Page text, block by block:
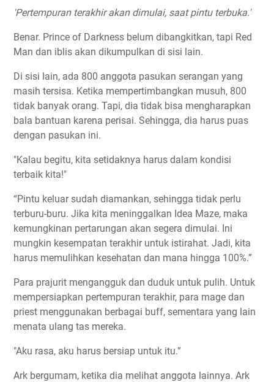
'Pertempuran terakhir akan dimulai, saat pintu terbuka.'
Benar. Prince of Darkness belum dibangkitkan, tapi Red
Man dan iblis akan dikumpulkan di sisi lain.
Di sisi lain, ada 800 anggota pasukan serangan yang
masih tersisa. Ketika mempertimbangkan musuh, 800
tidak banyak orang. Tapi, dia tidak bisa mengharapkan
bala bantuan karena perisai. Sehingga, dia harus puas
dengan pasukan ini.
"Kalau begitu, kita setidaknya harus dalam kondisi
terbaik kita!"
“Pintu keluar sudah diamankan, sehingga tidak perlu
terburu-buru. Jika kita meninggalkan Idea Maze, maka
kemungkinan pertarungan akan segera dimulai. Ini
mungkin kesempatan terakhir untuk istirahat. Jadi, kita
harus memulihkan kesehatan dan mana hingga 100%.”
Para prajurit mengangguk dan duduk untuk pulih. Untuk
mempersiapkan pertempuran terakhir, para mage dan
priest menggunakan berbagai buff, sementara yang lain
menata ulang tas mereka.
"Aku rasa, aku harus bersiap untuk itu.”
Ark bergumam, ketika dia melihat anggota lainnya. Ark